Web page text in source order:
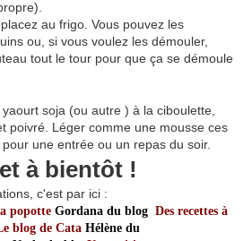
au frigo. Vous pouvez les
ou, si vous voulez les démouler,
tout le tour pour que ça se démoule
soja (ou autre ) à la ciboulette,
poivré. Léger comme une mousse ces
une entrée ou un repas du soir.
à bientôt !
c'est par ici :
popotte Gordana du blog Des recettes à
blog de Cata Hélène du